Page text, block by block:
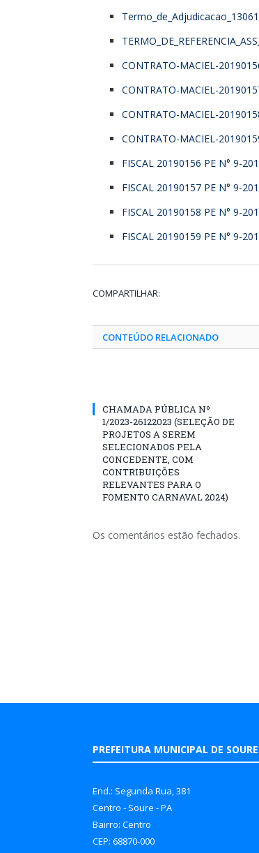
CONTRATO-MACIEL-
CONTRATO-MACIEL-
CONTRATO-MACIEL-
CONTRATO-MACIEL-
FISCAL 20190156 PE N° 9-
FISCAL 20190157 PE N° 9-
FISCAL 20190158 PE N° 9-
FISCAL 20190159 PE N° 9-
COMPARTILHAR:
CONTEÚDO RELACIONADO
CHAMADA PÚBLICA Nº
1/2023-26122023 (SELEÇÃO DE
PROJETOS A SEREM
SELECIONADOS PELA
CONCEDENTE, COM
CONTRIBUIÇÕES
RELEVANTES PARA O
FOMENTO CARNAVAL 2024)
Os comentários estão fechados.
PREFEITURA MUNICIPAL DE SOURE
End.: Segunda Rua, 381
Centro - Soure - PA
Bairro: Centro
CEP: 68870-000